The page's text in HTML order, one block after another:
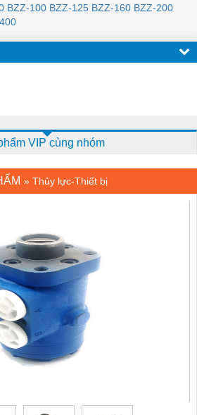
BZZ-100 BZZ-125 BZZ-160 BZZ-200
VIP cùng nhóm
» Thủy lực-Thiết bị